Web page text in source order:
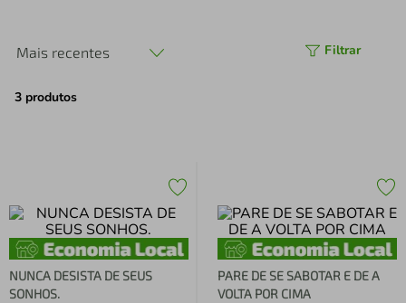
Mais recentes Filtrar
3 produtos
NUNCA DESISTA DE SEUS
SONHOS.
PARE DE SE SABOTAR E DE A
VOLTA POR CIMA
perfume
4º air fryer